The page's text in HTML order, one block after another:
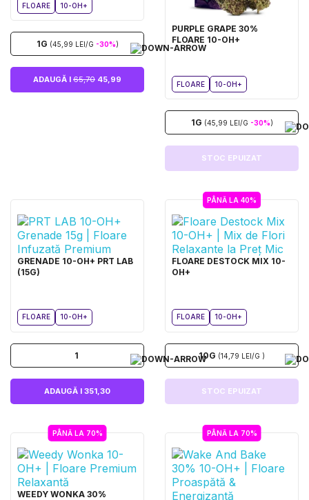
FLOARE 10-OH+
1G (45,99 LEI/G -30%)
ADAUGĂ I 65,70 45,99
PURPLE GRAPE 30%
FLOARE 10-OH+
FLOARE 10-OH+
1G (45,99 LEI/G -30%)
STOC EPUIZAT
GRENADE 10-OH+ PRT LAB
(15G)
FLOARE 10-OH+
1
ADAUGĂ I 351,30
PÂNĂ LA 40%
FLOARE DESTOCK MIX 10-
OH+
FLOARE 10-OH+
10G (14,79 LEI/G )
STOC EPUIZAT
PÂNĂ LA 70%
WEEDY WONKA 30%
PÂNĂ LA 70%